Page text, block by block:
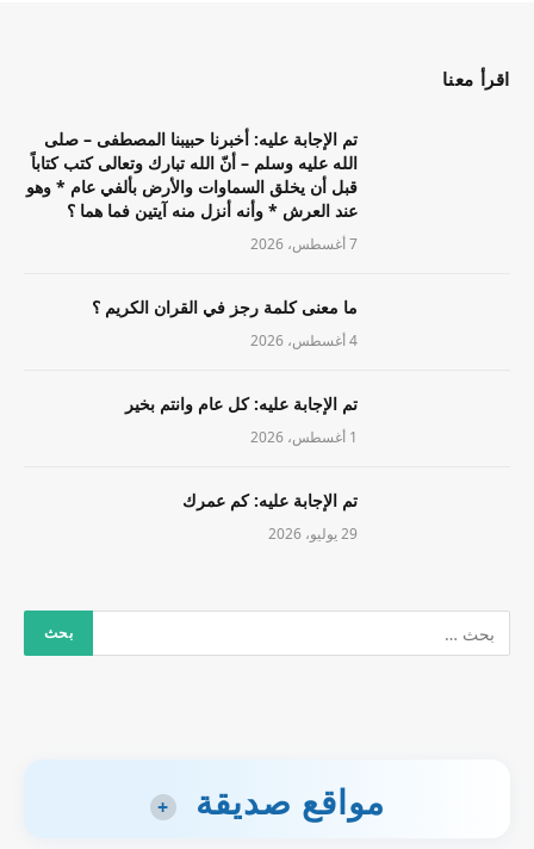
اقرأ معنا
تم الإجابة عليه: أخبرنا حبيبنا المصطفى – صلى
الله عليه وسلم – أنّ الله تبارك وتعالى كتب كتاباً
قبل أن يخلق السماوات والأرض بألفي عام * وهو
عند العرش * وأنه أنزل منه آيتين فما هما ؟
7 أغسطس، 2026
ما معنى كلمة رجز في القران الكريم ؟
4 أغسطس، 2026
تم الإجابة عليه: كل عام وانتم بخير
1 أغسطس، 2026
تم الإجابة عليه: كم عمرك
29 يوليو، 2026
مواقع صديقة +